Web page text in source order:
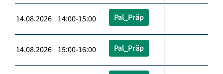
14.08.2026 14:00-15:00 Pal_Präp
14.08.2026 15:00-16:00 Pal_Präp